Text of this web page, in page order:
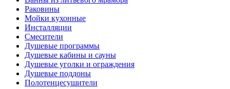
Раковины
Мойки кухонные
Инсталляции
Смесители
Душевые программы
Душевые кабины и сауны
Душевые уголки и ограждения
Душевые поддоны
Полотенцесушители